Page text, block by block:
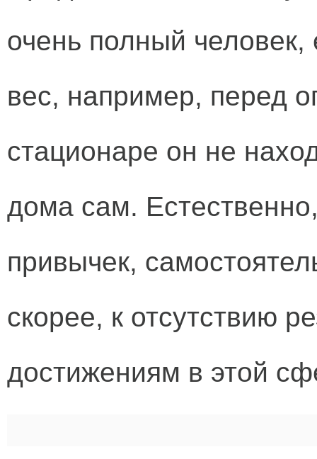
очень полный
вес, например, перед
стационаре он не
дома сам.
привычек,
скорее, к отсутствию
достижениям в этой